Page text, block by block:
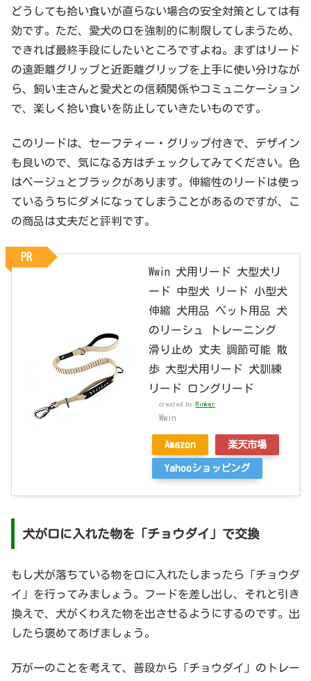
どうしても拾い食いが直らない場合の安全対策としては有
効です。ただ、愛犬の口を強制的に制限してしまうため、
できれば最終手段にしたいところですよね。まずはリード
の遠距離グリップと近距離グリップを上手に使い分けなが
ら、飼い主さんと愛犬との信頼関係やコミュニケーション
で、楽しく拾い食いを防止していきたいものです。
このリードは、セーフティー・グリップ付きで、デザイン
も良いので、気になる方はチェックしてみてください。色
はベージュとブラックがあります。伸縮性のリードは使っ
ているうちにダメになってしまうことがあるのですが、こ
の商品は丈夫だと評判です。
Wwin 犬用リード 大型犬リ
ード 中型犬 リード 小型犬
伸縮 犬用品 ペット用品 犬
のリーシュ トレーニング
滑り止め 丈夫 調節可能 散
歩 大型犬用リード 犬訓練
リード ロングリード
created by Rinker
Wwin
Amazon 楽天市場
Yahooショッピング
PR
犬が口に入れた物を「チョウダイ」で交換
もし犬が落ちている物を口に入れたしまったら「チョウダ
イ」を行ってみましょう。フードを差し出し、それと引き
換えで、犬がくわえた物を出させるようにするのです。出
したら褒めてあげましょう。
万が一のことを考えて、普段から「チョウダイ」のトレー